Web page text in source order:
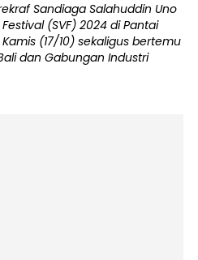
Sandiaga Salahuddin Uno
(SVF) 2024 di Pantai
(17/10) sekaligus bertemu
dan Gabungan Industri